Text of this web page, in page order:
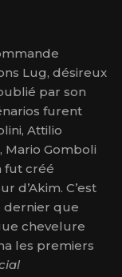
Lug, désireux
par son
furent
Attilio
Mario Gomboli
fut créé
d’Akim. C’est
dernier que
chevelure
les premiers